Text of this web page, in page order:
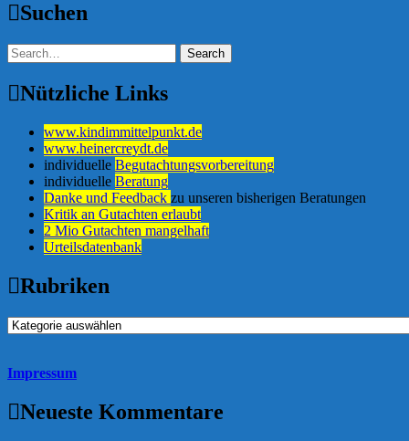
Suchen
Nützliche Links
www.kindimmittelpunkt.de
www.heinercreydt.de
individuelle Begutachtungsvorbereitung
individuelle Beratung
Danke und Feedback zu unseren bisherigen Beratungen
Kritik an Gutachten erlaubt
2 Mio Gutachten mangelhaft
Urteilsdatenbank
Rubriken
Rubriken
Impressum
Neueste Kommentare